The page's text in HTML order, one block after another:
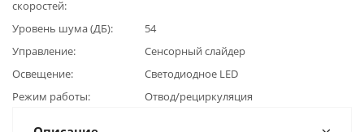
скоростей
Уровень шума (ДБ)
54
Управление
Сенсорный слайдер
Освещение
Светодиодное LED
Режим работы
Отвод/рециркуляция